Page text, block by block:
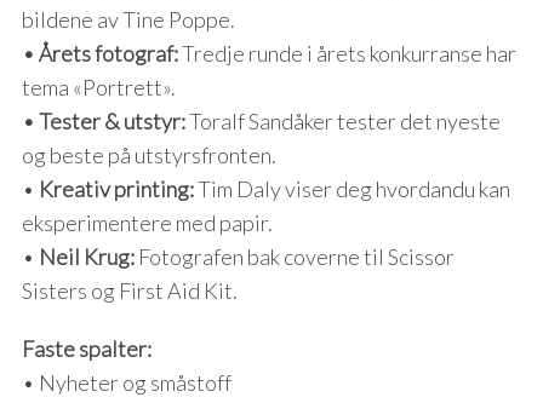
bildene av Tine Poppe.
• Årets fotograf:Tredje runde i årets konkurranse har
tema «Portrett».
• Tester & utstyr:Toralf Sandåker tester det nyeste
og beste på utstyrsfronten.
• Kreativ printing:Tim Daly viser deg hvordandu kan
eksperimentere med papir.
• Neil Krug:Fotografen bak coverne til Scissor
Sisters og First Aid Kit.
Faste spalter:
• Nyheter og småstoff